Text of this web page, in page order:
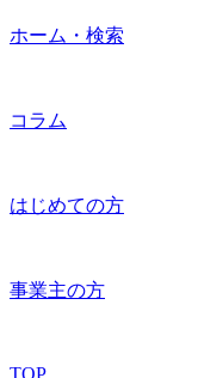
ホーム・検索
コラム
はじめての方
事業主の方
TOP